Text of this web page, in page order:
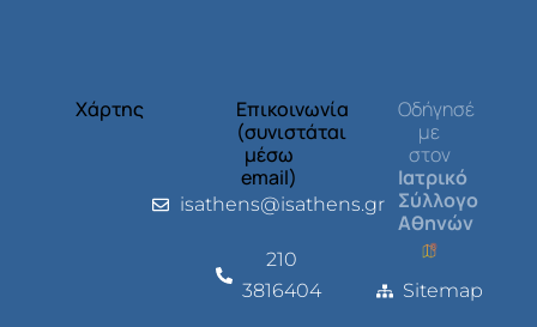
Χάρτης
Επικοινωνία
(συνιστάται
μέσω
email)
isathens@isathens.gr
210
3816404
Οδήγησέ
με
στον
Ιατρικό
Σύλλογο
Αθηνών
Sitemap